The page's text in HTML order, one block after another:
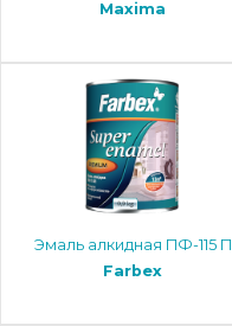
Maxima
Эмаль алкидная ПФ-115 П
Farbex